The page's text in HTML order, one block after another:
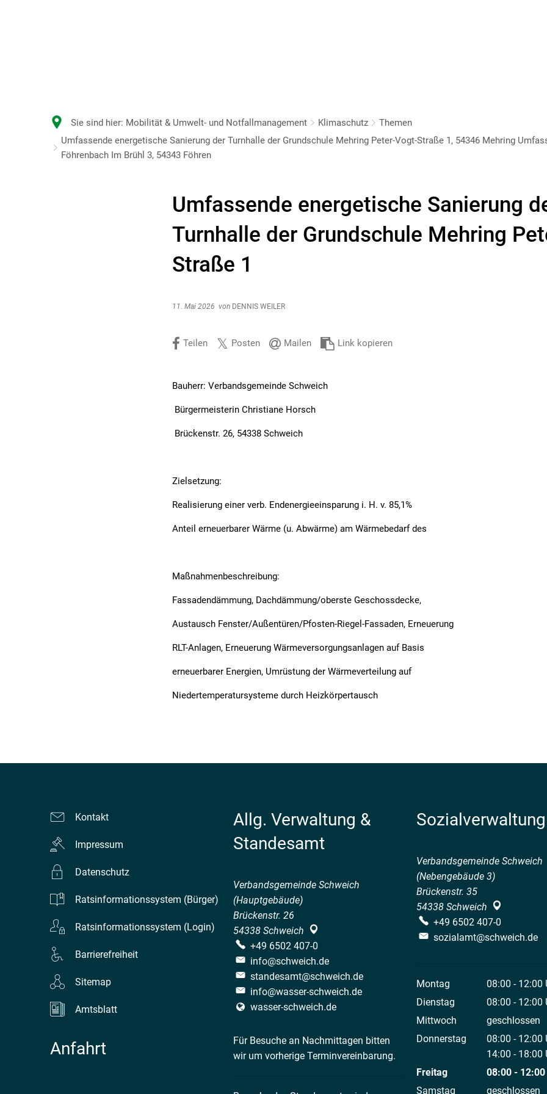
Sie sind hier: Mobilität & Umwelt- und Notfallmanagement Klimaschutz
Themen
Umfassende energetische Sanierung der Turnhalle der Grundschule Mehring Peter-Vogt-Straße 1, 54346 Mehring
Föhrenbach Im Brühl 3, 54343 Föhren
Umfassende energetische Sanierung
Turnhalle der Grundschule Mehring
Straße 1
11. Mai 2026 von DENNIS WEILER
Teilen Posten Mailen Link kopieren
Bauherr: Verbandsgemeinde Schweich
Bürgermeisterin Christiane Horsch
Brückenstr. 26, 54338 Schweich
Zielsetzung:
Realisierung einer verb. Endenergieeinsparung i. H. v. 85,1%
Anteil erneuerbarer Wärme (u. Abwärme) am Wärmebedarf des
Maßnahmenbeschreibung:
Fassadendämmung, Dachdämmung/oberste Geschossdecke,
Austausch Fenster/Außentüren/Pfosten-Riegel-Fassaden, Erneuerung
RLT-Anlagen, Erneuerung Wärmeversorgungsanlagen auf Basis
erneuerbarer Energien, Umrüstung der Wärmeverteilung auf
Niedertemperatursysteme durch Heizkörpertausch
Kontakt
Impressum
Datenschutz
Ratsinformationssystem (Bürger)
Ratsinformationssystem (Login)
Barrierefreiheit
Sitemap
Amtsblatt
Anfahrt
Allg. Verwaltung &
Standesamt
Verbandsgemeinde Schweich
(Hauptgebäude)
Brückenstr. 26
54338 Schweich
+49 6502 407-0
info@schweich.de
standesamt@schweich.de
info@wasser-schweich.de
wasser-schweich.de
Für Besuche an Nachmittagen bitten
wir um vorherige Terminvereinbarung.
Sozialverwaltung
Verbandsgemeinde Schweich
(Nebengebäude 3)
Brückenstr. 35
54338 Schweich
+49 6502 407-0
sozialamt@schweich.de
Montag 08:00 - 12:00
Von 08:00 bis
Dienstag 08:00 - 12:00
Von 08:00 bis
Mittwoch
geschlossen
Donnerstag
08:00 - 12:00
Von 08:00 bis
14:00 - 18:00
Von 14:00 bis
Freitag 08:00 - 12:00
Von 08:00 bis
Samstag geschlossen